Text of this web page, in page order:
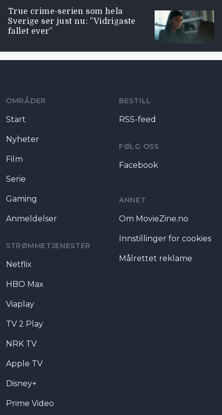
True crime-serien som hela
Sverige ser just nu: ”Vidrigaste
fallet ever”
OMRÅDER
Start
Nyheter
Film
Serie
Gaming
Anmeldelser
STRØMMETJENESTER
Netflix
HBO Max
Viaplay
TV 2 Play
NRK TV
Apple TV
Disney+
Prime Video
BESTILL
RSS-feed
FØLG OSS
Facebook
ANNET
Om MovieZine.no
Innstillinger for cookies
Målrettet reklame